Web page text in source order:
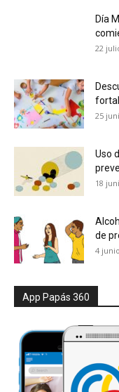
Día
22
25
Uso
18
de
4
App Papás 360